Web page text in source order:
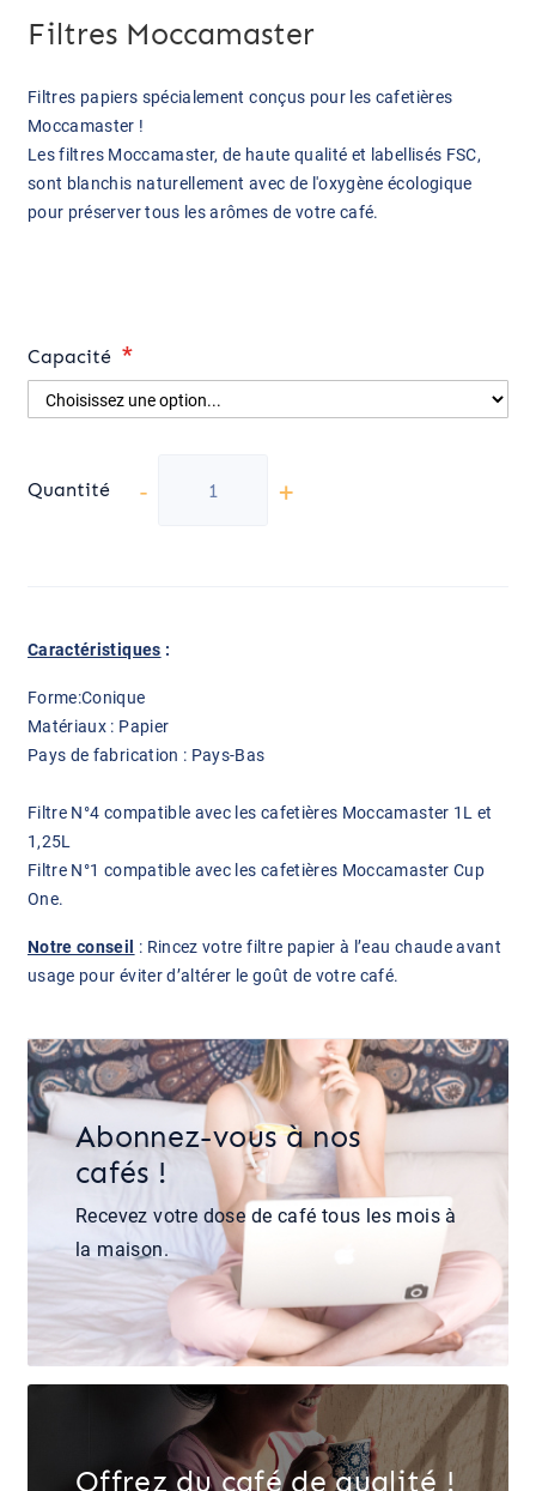
Filtres Moccamaster
Filtres papiers spécialement conçus pour les cafetières
Moccamaster !
Les filtres Moccamaster, de haute qualité et labellisés FSC,
sont blanchis naturellement avec de l'oxygène écologique
pour préserver tous les arômes de votre café.
Capacité
Quantité - +
Caractéristiques :
Forme:Conique
Matériaux : Papier
Pays de fabrication : Pays-Bas
Filtre N°4 compatible avec les cafetières Moccamaster 1L et
1,25L
Filtre N°1 compatible avec les cafetières Moccamaster Cup
One.
Notre conseil
: Rincez votre filtre papier à l’eau chaude avant
usage pour éviter d’altérer le goût de votre café.
Abonnez-vous à nos
cafés !
Recevez votre dose de café tous les mois à
la maison.
Offrez du café de qualité !